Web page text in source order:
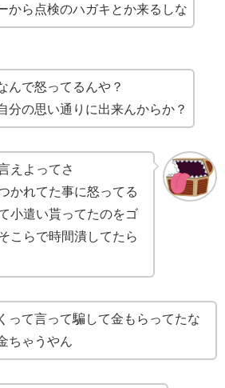
から点検のハガキとか来るしな
んで怒ってるんや？
分の思い通りに出来んからか？
えよってさ
かれてた事に怒ってる
小遣い貰ってたのをゴ
こらで時間潰してたら
って言って騙して金もらってたな
ちゃうやん